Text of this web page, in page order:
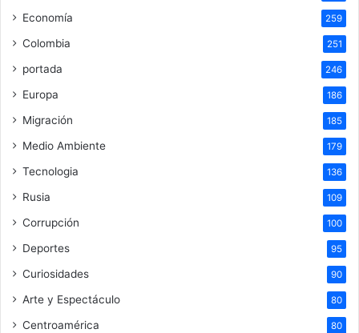
Economía 259
Colombia 251
portada 246
Europa 186
Migración 185
Medio Ambiente 179
Tecnologia 136
Rusia 109
Corrupción 100
Deportes 95
Curiosidades 90
Arte y Espectáculo 80
Centroamérica 80